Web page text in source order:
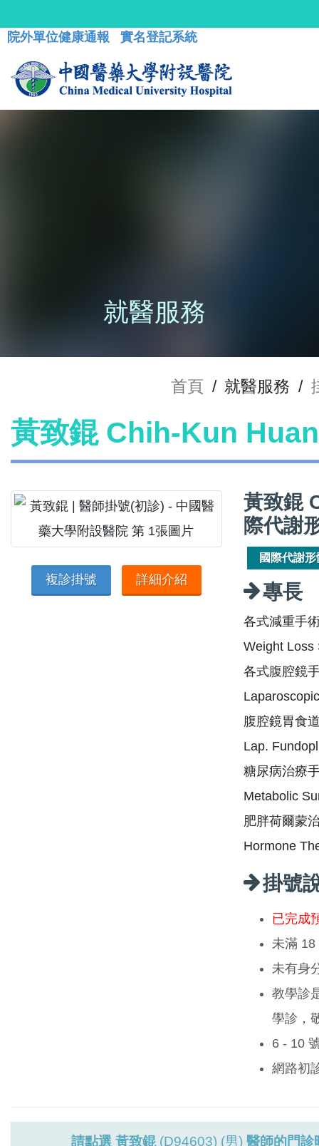
院外單位健康通報 實名登記系統
就醫服務
首頁 / 就醫服務 /
黃致錕 Chih-Kun
複診掛號 詳細介紹
黃致錕
際代謝
國際代謝
專長
各式減重手
Weight Loss
各式腹腔鏡
腹腔鏡胃食
Lap.
糖尿病治療
Metabolic
肥胖荷爾蒙
Hormone
掛號
已完成
未滿 18
未有身
教學診
學診，
6 - 10
網路初